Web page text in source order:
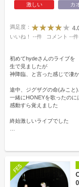
激しい カ
満足度：
いいね！ --件 コメント --件
初めてhydeさんのライブを
生で見ましたが
神降臨、と言った感じで凄
途中、ジグザグの命(みこと)
一緒にHONEYを歌ったのに
感動すら覚えました
終始激しいライブでした